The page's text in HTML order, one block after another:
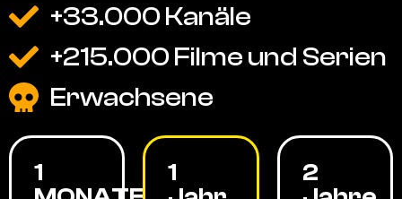
+33.000 Kanäle
+215.000 Filme und Serien
Erwachsene
1
1
2